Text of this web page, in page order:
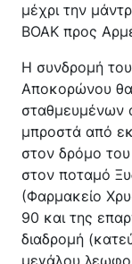
μέχρι την
ΒΟΑΚ προς
Η συνδρομή
Αποκορώνου θα
σταθμευμένων
μπροστά από
στον δρόμο
στον ποταμό
(Φαρμακείο
90 και της
διαδρομή
μεγάλου